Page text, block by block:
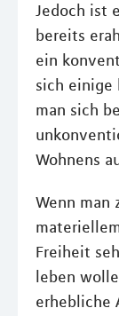
Jedoch ist
bereits
ein
sich einige
man sich
Wohnens
Wenn man
Freiheit
leben
erhebliche